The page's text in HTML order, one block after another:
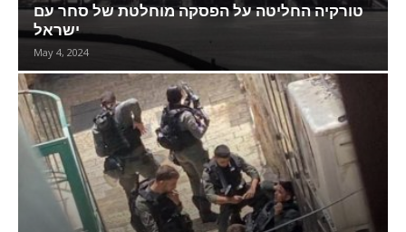
טורקיה החליטה על הפסקה מוחלטת של סחר עם
ישראל
May 4, 2024